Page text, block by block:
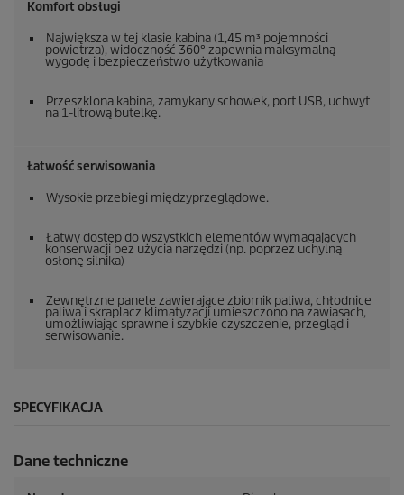
Komfort obsługi
Największa w tej klasie kabina (1,45 m³ pojemności
powietrza), widoczność 360° zapewnia maksymalną
wygodę i bezpieczeństwo użytkowania
Przeszklona kabina, zamykany schowek, port USB, uchwyt
na 1-litrową butelkę.
Łatwość serwisowania
Wysokie przebiegi międzyprzeglądowe.
Łatwy dostęp do wszystkich elementów wymagających
konserwacji bez użycia narzędzi (np. poprzez uchylną
osłonę silnika)
Zewnętrzne panele zawierające zbiornik paliwa, chłodnice
paliwa i skraplacz klimatyzacji umieszczono na zawiasach,
umożliwiając sprawne i szybkie czyszczenie, przegląd i
serwisowanie.
SPECYFIKACJA
Dane techniczne